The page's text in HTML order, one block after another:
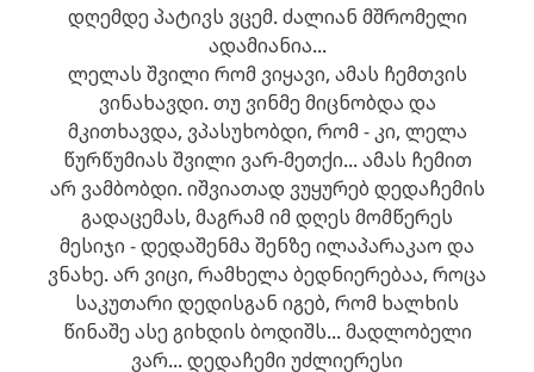
დღემდე პატივს ვცემ. ძალიან მშრომელი
ადამიანია...
ლელას შვილი რომ ვიყავი, ამას ჩემთვის
ვინახავდი. თუ ვინმე მიცნობდა და
მკითხავდა, ვპასუხობდი, რომ - კი, ლელა
წურწუმიას შვილი ვარ-მეთქი... ამას ჩემით
არ ვამბობდი. იშვიათად ვუყურებ დედაჩემის
გადაცემას, მაგრამ იმ დღეს მომწერეს
მესიჯი - დედაშენმა შენზე ილაპარაკაო და
ვნახე. არ ვიცი, რამხელა ბედნიერებაა, როცა
საკუთარი დედისგან იგებ, რომ ხალხის
წინაშე ასე გიხდის ბოდიშს... მადლობელი
ვარ... დედაჩემი უძლიერესი